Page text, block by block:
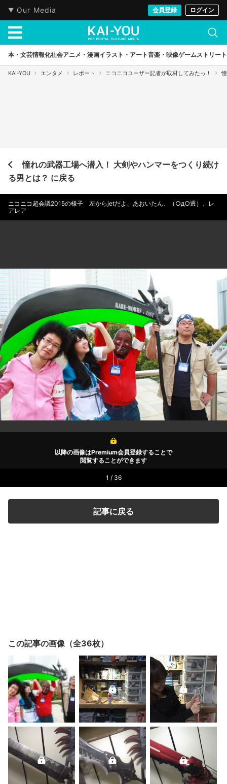
Our Media 会員登録 ログイン
本・文芸情報化社会アニメ・漫画イラスト・アート音楽・映像ゲームストリート
KAI-YOU エンタメ レポート ニコニコユーザー記者が取材してみたっ！
憧れの武器工場へ潜入！ 大剣やハンマーをつくり続け
る男とは？ に戻る
ニコニコ超会議2015の様子 左からjetだよ、あおいたん、（○д○透）、レ
アレア
以降の画像はPremium会員登録することで
閲覧することができます
1 / 36
記事に戻る
この記事の画像（全36枚）